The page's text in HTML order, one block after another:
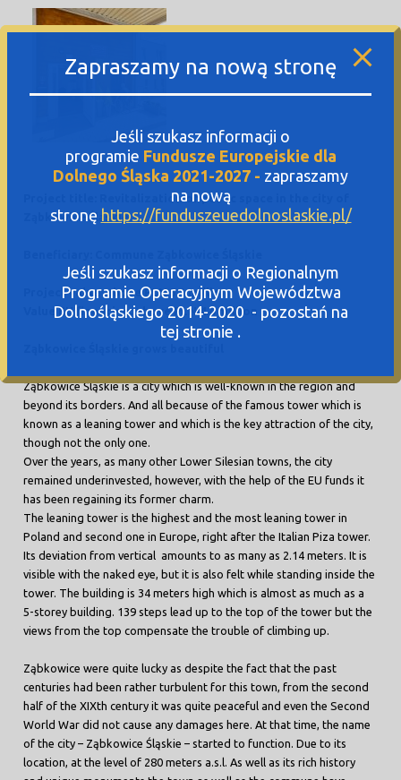
Project title: Revitalization of public space in the city of
Ząbkowice Śląskie
Project value above PLN 5.1 million
Value EU financing: above PLN 4.4 million
Ząbkowice Śląskie is a city which is well-known in the region and
beyond its borders. And all because of the famous tower which is
known as a leaning tower and which is the key attraction of the city,
though not the only one.
Over the years, as many other Lower Silesian towns, the city
remained underinvested, however, with the help of the EU funds it
has been regaining its former charm.
The leaning tower is the highest and the most leaning tower in
Poland and second one in Europe, right after the Italian Piza tower.
Its deviation from vertical amounts to as many as 2.14 meters. It is
visible with the naked eye, but it is also felt while standing inside the
tower. The building is 34 meters high which is almost as much as a
5-storey building. 139 steps lead up to the top of the tower but the
views from the top compensate the trouble of climbing up.
Ząbkowice were quite lucky as despite the fact that the past
centuries had been rather turbulent for this town, from the second
half of the XIXth century it was quite peaceful and even the Second
World War did not cause any damages here. At that time, the name
of the city – Ząbkowice Śląskie – started to function. Due to its
location, at the level of 280 meters a.s.l. As well as its rich history
Zapraszamy na nową stronę
Jeśli szukasz informacji o
programie Fundusze Europejskie dla
Dolnego Śląska 2021-2027 - zapraszamy
na nową
stronę https://funduszeuedolnoslaskie.pl/
Jeśli szukasz informacji o Regionalnym
Programie Operacyjnym Województwa
Dolnośląskiego 2014-2020 - pozostań na
tej stronie .